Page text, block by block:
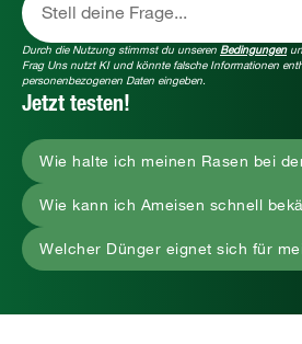
Stell deine Frage...
Durch die Nutzung stimmst du unseren Bedingungen
Frag Uns nutzt KI und könnte falsche Informationen
personenbezogenen Daten eingeben.
Jetzt testen!
Wie halte ich meinen Rasen bei
Wie kann ich Ameisen schnell
Welcher Dünger eignet sich für